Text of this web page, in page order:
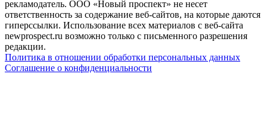
рекламодатель. ООО «Новый проспект» не несет
ответственность за содержание веб-сайтов, на которые даются
гиперссылки. Использование всех материалов с веб-сайта
newprospect.ru возможно только с письменного разрешения
редакции.
Политика в отношении обработки персональных данных
Соглашение о конфиденциальности